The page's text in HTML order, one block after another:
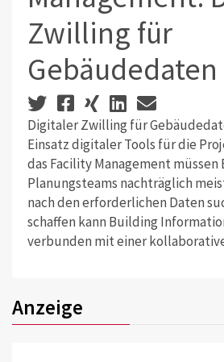
Zwilling für
Gebäudedaten
Digitaler Zwilling für
Einsatz digitaler Tools für die
das Facility Management müssen
Planungsteams nachträglich
nach den erforderlichen Daten
schaffen kann Building
verbunden mit einer
Anzeige